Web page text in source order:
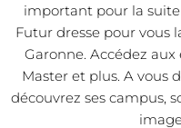
important pour la
Futur dresse pour vous
Garonne. Accédez
Master et plus. A vous
découvrez ses campus,